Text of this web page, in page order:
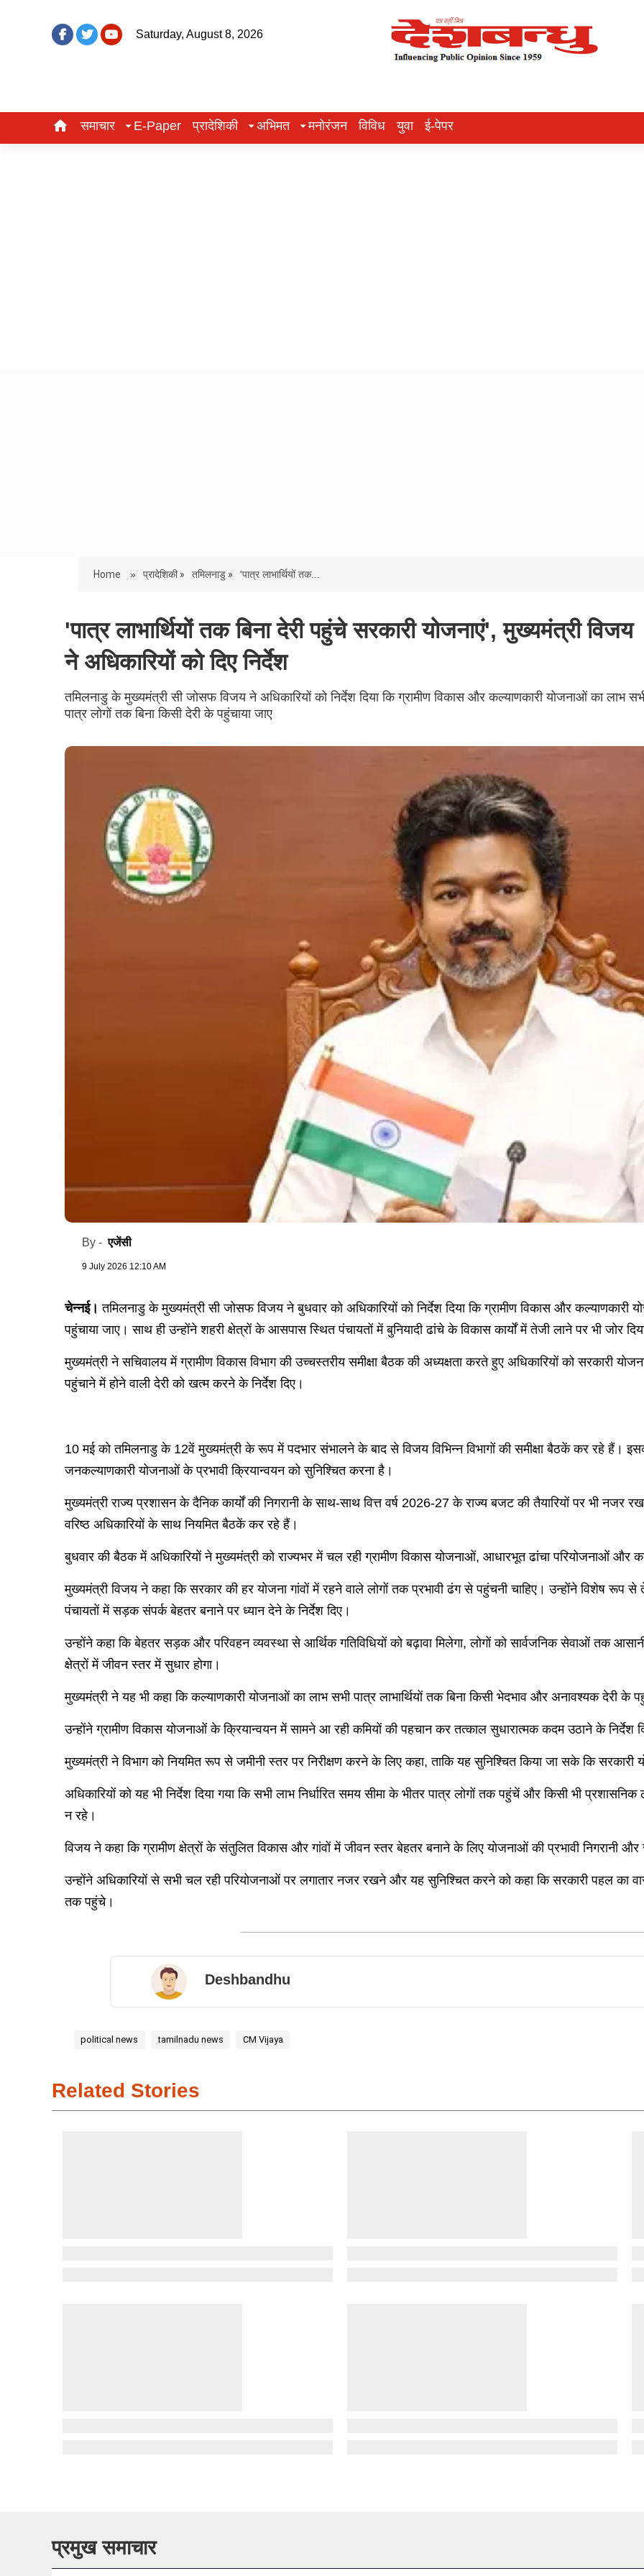
Saturday, August 8, 2026
समाचार E-Paper प्रादेशिकी अभिमत मनोरंजन विविध युवा ई-पेपर
Home » प्रादेशिकी » तमिलनाडु » 'पात्र लाभार्थियों तक...
'पात्र लाभार्थियों तक बिना देरी पहुंचे सरकारी योजनाएं', मुख्यमंत्री विजय
ने अधिकारियों को दिए निर्देश
तमिलनाडु के मुख्यमंत्री सी जोसफ विजय ने अधिकारियों को निर्देश दिया कि ग्रामीण विकास और कल्याणकारी योजनाओं का लाभ
पात्र लोगों तक बिना किसी देरी के पहुंचाया जाए
By -एजेंसी
9 July 2026 12:10 AM
चेन्नई। तमिलनाडु के मुख्यमंत्री सी जोसफ विजय ने बुधवार को अधिकारियों को निर्देश दिया कि ग्रामीण विकास और कल्याणकारी
पहुंचाया जाए। साथ ही उन्होंने शहरी क्षेत्रों के आसपास स्थित पंचायतों में बुनियादी ढांचे के विकास कार्यों में तेजी लाने पर भी जोर
मुख्यमंत्री ने सचिवालय में ग्रामीण विकास विभाग की उच्चस्तरीय समीक्षा बैठक की अध्यक्षता करते हुए अधिकारियों को सरकारी
पहुंचाने में होने वाली देरी को खत्म करने के निर्देश दिए।
10 मई को तमिलनाडु के 12वें मुख्यमंत्री के रूप में पदभार संभालने के बाद से विजय विभिन्न विभागों की समीक्षा बैठकें कर रहे हैं।
जनकल्याणकारी योजनाओं के प्रभावी क्रियान्वयन को सुनिश्चित करना है।
मुख्यमंत्री राज्य प्रशासन के दैनिक कार्यों की निगरानी के साथ-साथ वित्त वर्ष 2026-27 के राज्य बजट की तैयारियों पर भी नजर
वरिष्ठ अधिकारियों के साथ नियमित बैठकें कर रहे हैं।
बुधवार की बैठक में अधिकारियों ने मुख्यमंत्री को राज्यभर में चल रही ग्रामीण विकास योजनाओं, आधारभूत ढांचा परियोजनाओं और
मुख्यमंत्री विजय ने कहा कि सरकार की हर योजना गांवों में रहने वाले लोगों तक प्रभावी ढंग से पहुंचनी चाहिए। उन्होंने विशेष रूप
पंचायतों में सड़क संपर्क बेहतर बनाने पर ध्यान देने के निर्देश दिए।
उन्होंने कहा कि बेहतर सड़क और परिवहन व्यवस्था से आर्थिक गतिविधियों को बढ़ावा मिलेगा, लोगों को सार्वजनिक सेवाओं तक
क्षेत्रों में जीवन स्तर में सुधार होगा।
मुख्यमंत्री ने यह भी कहा कि कल्याणकारी योजनाओं का लाभ सभी पात्र लाभार्थियों तक बिना किसी भेदभाव और अनावश्यक देरी के
उन्होंने ग्रामीण विकास योजनाओं के क्रियान्वयन में सामने आ रही कमियों की पहचान कर तत्काल सुधारात्मक कदम उठाने के निर्देश
मुख्यमंत्री ने विभाग को नियमित रूप से जमीनी स्तर पर निरीक्षण करने के लिए कहा, ताकि यह सुनिश्चित किया जा सके कि सरकारी
अधिकारियों को यह भी निर्देश दिया गया कि सभी लाभ निर्धारित समय सीमा के भीतर पात्र लोगों तक पहुंचें और किसी भी
न रहे।
विजय ने कहा कि ग्रामीण क्षेत्रों के संतुलित विकास और गांवों में जीवन स्तर बेहतर बनाने के लिए योजनाओं की प्रभावी निगरानी
उन्होंने अधिकारियों से सभी चल रही परियोजनाओं पर लगातार नजर रखने और यह सुनिश्चित करने को कहा कि सरकारी पहल का
तक पहुंचे।
Deshbandhu
political news tamilnadu news CM Vijaya
Related Stories
प्रमुख समाचार